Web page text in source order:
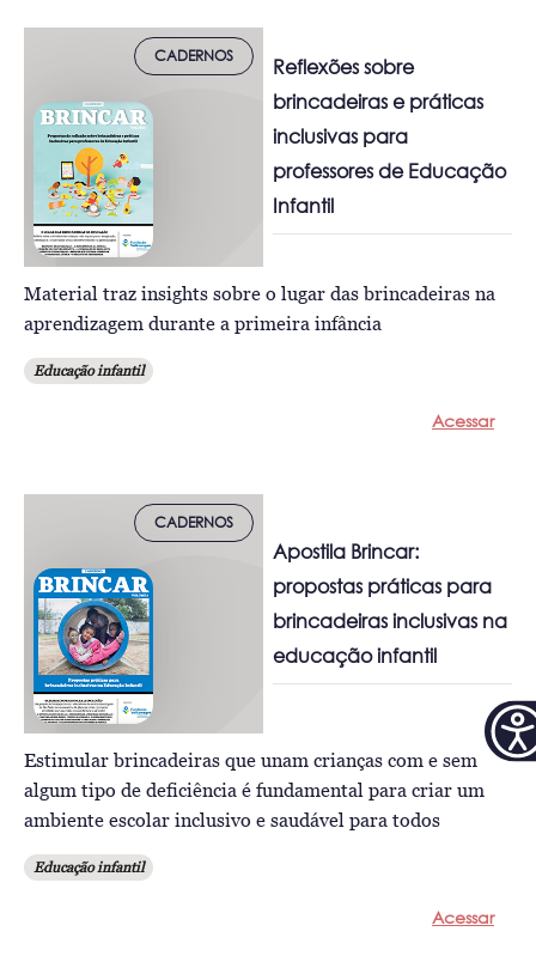
CADERNOS
Reflexões sobre
brincadeiras e práticas
inclusivas para
professores de Educação
Infantil
Material traz insights sobre o lugar das brincadeiras na
aprendizagem durante a primeira infância
Educação infantil
Acessar
CADERNOS
Apostila Brincar:
propostas práticas para
brincadeiras inclusivas na
educação infantil
Estimular brincadeiras que unam crianças com e sem
algum tipo de deficiência é fundamental para criar um
ambiente escolar inclusivo e saudável para todos
Educação infantil
Acessar